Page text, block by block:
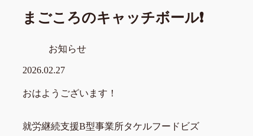
まごころのキャッチボール❗
お知らせ
2026.02.27
おはようございます！
就労継続支援B型事業所タケルフードビズ